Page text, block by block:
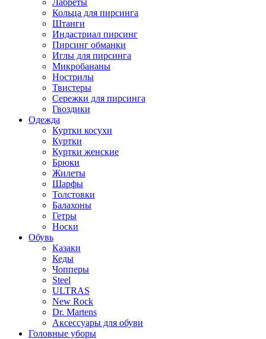
Лабреты
Кольца для пирсинга
Штанги
Индастриал пирсинг
Пирсинг обманки
Иглы для пирсинга
Микробананы
Нострилы
Твистеры
Сережки для пирсинга
Гвоздики
Одежда
Куртки косухи
Куртки
Куртки женские
Брюки
Жилеты
Шарфы
Толстовки
Балахоны
Гетры
Носки
Обувь
Казаки
Кеды
Чопперы
Steel
ULTRAS
New Rock
Dr. Martens
Аксессуары для обуви
Головные уборы